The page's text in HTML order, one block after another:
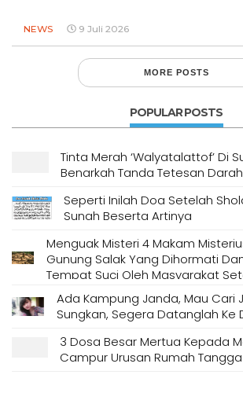
NEWS 9 Juli 2026
MORE POSTS
POPULAR POSTS
Tinta Merah ‘Walyatalattof’ Di
Benarkah Tanda Tetesan
Seperti Inilah Doa Setelah
Sunah Beserta Artinya
Menguak Misteri 4 Makam
Gunung Salak Yang Dihormati
Tempat Suci Oleh Masyarakat
Ada Kampung Janda, Mau Cari
Sungkan, Segera Datanglah Ke
3 Dosa Besar Mertua Kepada
Campur Urusan Rumah Tangga